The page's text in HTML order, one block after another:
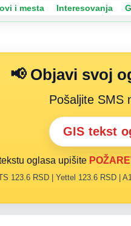
i mesta Interesovanja
📢 Objavi svoj
Pošaljite SMS
GIS tekst
oglasa upišite
123.6 RSD | Yettel 123.6 RSD |